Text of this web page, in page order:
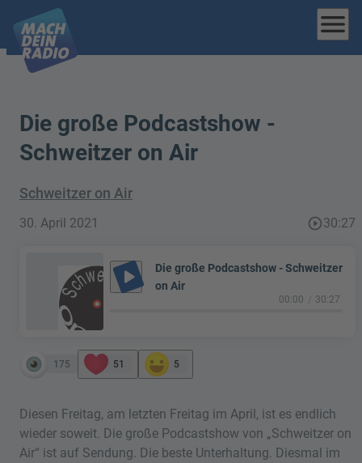
menu
Die große Podcastshow -
Schweitzer on Air
Schweitzer on Air
30. April 2021 play_circle_outline30:27
play_arrow
Die große Podcastshow - Schweitzer
on Air
00:00 30:27
175 51 5
Diesen Freitag, am letzten Freitag im April, ist es endlich
wieder soweit. Die große Podcastshow von „Schweitzer on
Air“ ist auf Sendung. Die beste Unterhaltung. Diesmal im